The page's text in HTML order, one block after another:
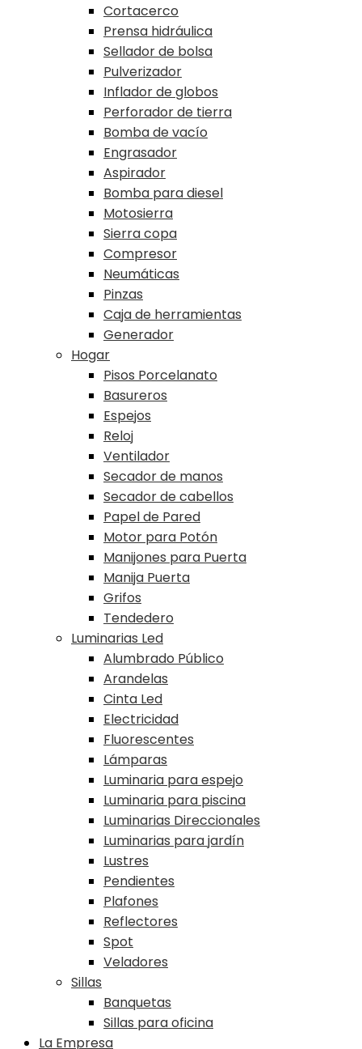
Cortacerco
Prensa hidráulica
Sellador de bolsa
Pulverizador
Inflador de globos
Perforador de tierra
Bomba de vacío
Engrasador
Aspirador
Bomba para diesel
Motosierra
Sierra copa
Compresor
Neumáticas
Pinzas
Caja de herramientas
Generador
Hogar
Pisos Porcelanato
Basureros
Espejos
Reloj
Ventilador
Secador de manos
Secador de cabellos
Papel de Pared
Motor para Potón
Manijones para Puerta
Manija Puerta
Grifos
Tendedero
Luminarias Led
Alumbrado Público
Arandelas
Cinta Led
Electricidad
Fluorescentes
Lámparas
Luminaria para espejo
Luminaria para piscina
Luminarias Direccionales
Luminarias para jardín
Lustres
Pendientes
Plafones
Reflectores
Spot
Veladores
Sillas
Banquetas
Sillas para oficina
La Empresa